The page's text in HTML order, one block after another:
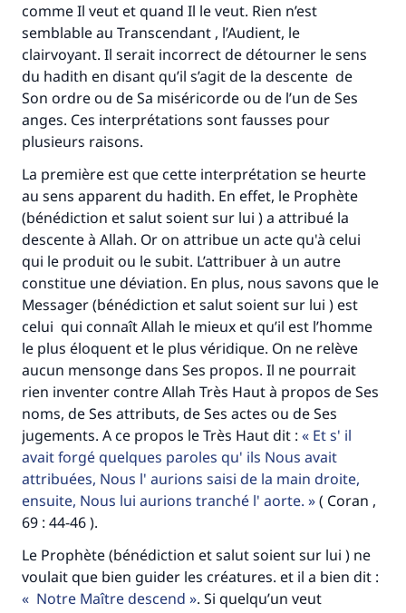
comme Il veut et quand Il le veut. Rien n’est
semblable au Transcendant , l’Audient, le
clairvoyant. Il serait incorrect de détourner le sens
du hadith en disant qu’il s’agit de la descente de
Son ordre ou de Sa miséricorde ou de l’un de Ses
anges. Ces interprétations sont fausses pour
plusieurs raisons.
La première est que cette interprétation se heurte
au sens apparent du hadith. En effet, le Prophète
(bénédiction et salut soient sur lui ) a attribué la
descente à Allah. Or on attribue un acte qu'à celui
qui le produit ou le subit. L’attribuer à un autre
constitue une déviation. En plus, nous savons que le
Messager (bénédiction et salut soient sur lui ) est
celui qui connaît Allah le mieux et qu’il est l’homme
le plus éloquent et le plus véridique. On ne relève
aucun mensonge dans Ses propos. Il ne pourrait
rien inventer contre Allah Très Haut à propos de Ses
noms, de Ses attributs, de Ses actes ou de Ses
jugements. A ce propos le Très Haut dit :
Et s' il
avait forgé quelques paroles qu' ils Nous avait
attribuées, Nous l' aurions saisi de la main droite,
ensuite, Nous lui aurions tranché l' aorte.
( Coran ,
69 : 44-46 ).
Le Prophète (bénédiction et salut soient sur lui ) ne
voulait que bien guider les créatures. et il a bien dit :
Notre Maître descend
. Si quelqu’un veut
Faites une différence dans la vie de
millions de personnes grâce à votre
contribution
Aidez nous à apporter des réponses.
Le Messager d'Allah (Paix sur lui) a dit:
"Celui qui indique une bonne action obtient la
même récompense que celui qui le fait."
(MOUSLIM 1893)